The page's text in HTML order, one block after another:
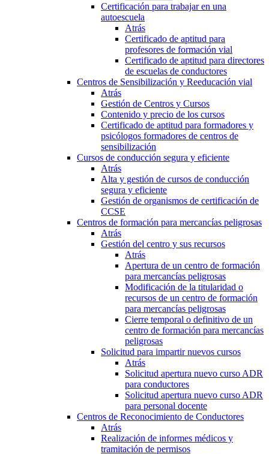
Certificación para trabajar en una
autoescuela
Atrás
Certificado de aptitud para
profesores de formación vial
Certificado de aptitud para directores
de escuelas de conductores
Centros de Sensibilización y Reeducación vial
Atrás
Gestión de Centros y Cursos
Contenido y precio de los cursos
Certificado de aptitud para formadores y
psicólogos formadores de centros de
sensibilización
Cursos de conducción segura y eficiente
Atrás
Alta y gestión de cursos de conducción
segura y eficiente
Gestión de organismos de certificación de
CCSE
Centros de formación para mercancías peligrosas
Atrás
Gestión del centro y sus recursos
Atrás
Apertura de un centro de formación
para mercancías peligrosas
Modificación de la titularidad o
recursos de un centro de formación
para mercancías peligrosas
Cierre temporal o definitivo de un
centro de formación para mercancías
peligrosas
Solicitud para impartir nuevos cursos
Atrás
Solicitud apertura nuevo curso ADR
para conductores
Solicitud apertura nuevo curso ADR
para personal docente
Centros de Reconocimiento de Conductores
Atrás
Realización de informes médicos y
tramitación de permisos